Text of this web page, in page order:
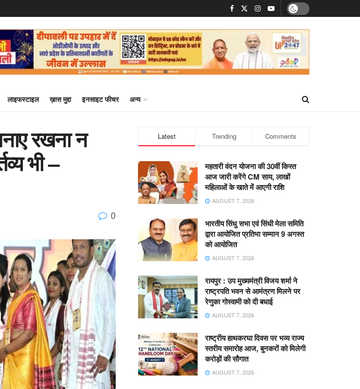
लाइफस्टाइल ख़ास मुद्दा इनसाइट फीचर अन्य
रखना न
भी –
0
Latest Trending Comments
महतारी वंदन योजना की 30वीं किस्त
आज जारी करेंगे CM साय, लाखों
महिलाओं के खाते में आएगी राशि
AUGUST 7, 2026
भारतीय सिंधु सभा एवं सिंधी मेला समिति
द्वारा आयोजित प्रतिभा सम्मान 9 अगस्त
को आयोजित
AUGUST 7, 2026
रायपुर : उप मुख्यमंत्री विजय शर्मा ने
राष्ट्रपति भवन से आमंत्रण मिलने पर
रेणुका गोस्वामी को दी बधाई
AUGUST 7, 2026
राष्ट्रीय हाथकरघा दिवस पर भव्य राज्य
स्तरीय समारोह आज, बुनकरों को मिलेगी
करोड़ों की सौगात
AUGUST 7, 2026